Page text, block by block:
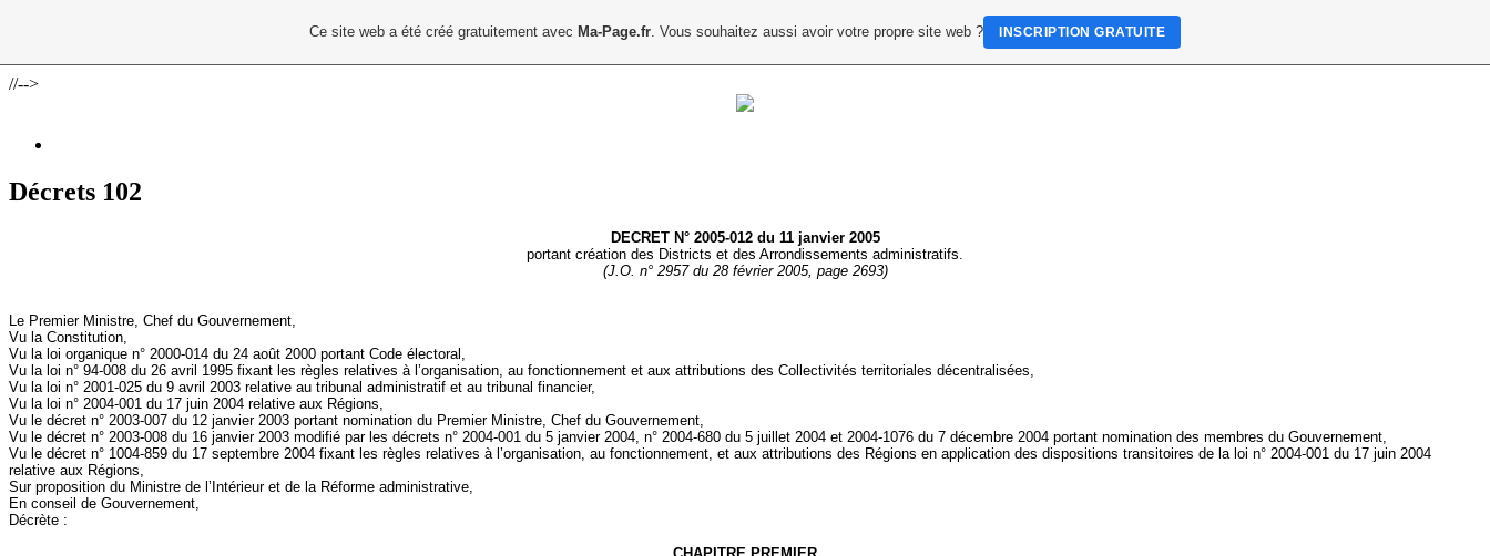
//-->
Décrets 102
DECRET N° 2005-012 du 11 janvier 2005
portant création des Districts et des Arrondissements administratifs.
(J.O. n° 2957 du 28 février 2005, page 2693)
Le Premier Ministre, Chef du Gouvernement,
Vu la Constitution,
Vu la loi organique n° 2000-014 du 24 août 2000 portant Code électoral,
Vu la loi n° 94-008 du 26 avril 1995 fixant les règles relatives à l’organisation, au fonctionnement et aux attributions des Collectivités territoriales décentralisées,
Vu la loi n° 2001-025 du 9 avril 2003 relative au tribunal administratif et au tribunal financier,
Vu la loi n° 2004-001 du 17 juin 2004 relative aux Régions,
Vu le décret n° 2003-007 du 12 janvier 2003 portant nomination du Premier Ministre, Chef du Gouvernement,
Vu le décret n° 2003-008 du 16 janvier 2003 modifié par les décrets n° 2004-001 du 5 janvier 2004, n° 2004-680 du 5 juillet 2004 et 2004-1076 du 7 décembre 2004 portant nomination des membres du Gouvernement,
Vu le décret n° 1004-859 du 17 septembre 2004 fixant les règles relatives à l’organisation, au fonctionnement, et aux attributions des Régions en application des dispositions transitoires de la loi n° 2004-001 du 17 juin 2004
relative aux Régions,
Sur proposition du Ministre de l’Intérieur et de la Réforme administrative,
En conseil de Gouvernement,
Décrète :
Ce site web a été créé gratuitement avec Ma-Page.fr. Vous souhaitez aussi avoir votre propre site web ? INSCRIPTION GRATUITE